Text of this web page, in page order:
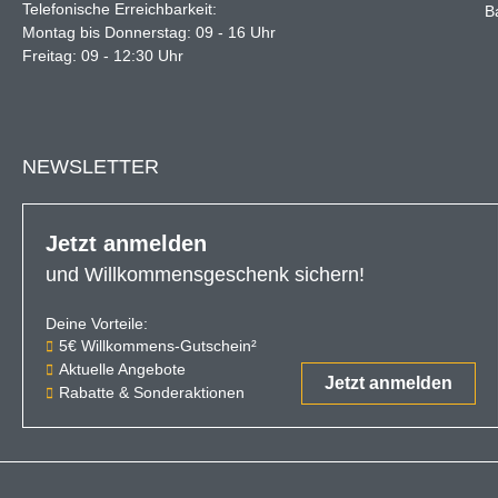
Telefonische Erreichbarkeit:
Montag bis Donnerstag: 09 - 16 Uhr
Freitag: 09 - 12:30 Uhr
NEWSLETTER
Jetzt anmelden
und Willkommensgeschenk sichern!
Deine Vorteile:
5€ Willkommens-Gutschein²Der 5€-Gutschein ist ab einem
Aktuelle Angebote
Rabatte & Sonderaktionen
Jetzt anmelden